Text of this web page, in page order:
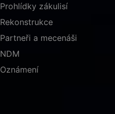
Prohlídky zákulisí
Rekonstrukce
Partneři a mecenáši
NDM
Oznámení